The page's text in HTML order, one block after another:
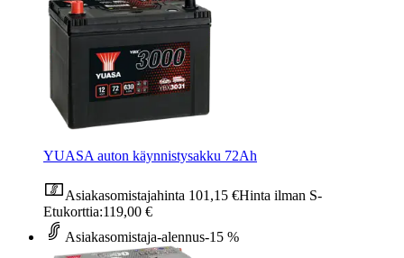
YUASA auton käynnistysakku 72Ah
Asiakasomistajahinta 101,15 €Hinta ilman S-
Etukorttia:119,00 €
Asiakasomistaja-alennus-15 %